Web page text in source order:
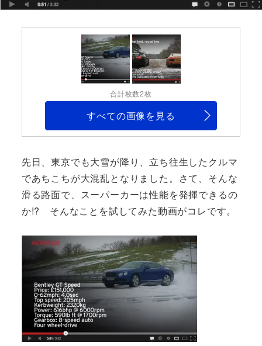
合計枚数2枚
すべての画像を見る
先日、東京でも大雪が降り、立ち往生したクルマ
であちこちが大混乱となりました。さて、そんな
滑る路面で、スーパーカーは性能を発揮できるの
か!? そんなことを試してみた動画がコレです。